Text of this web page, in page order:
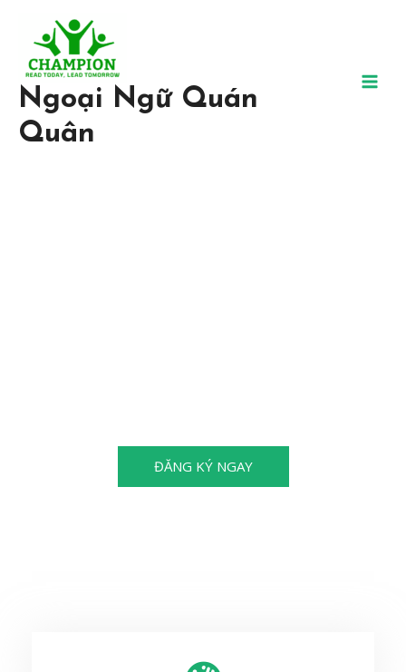
Ngoại Ngữ Quán
Quân
ĐĂNG KÝ NGAY